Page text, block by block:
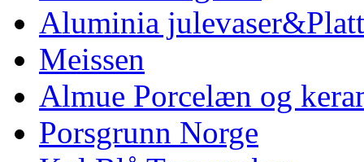
Aluminia
Meissen
Almue Porcelæn og
Porsgrunn Norge